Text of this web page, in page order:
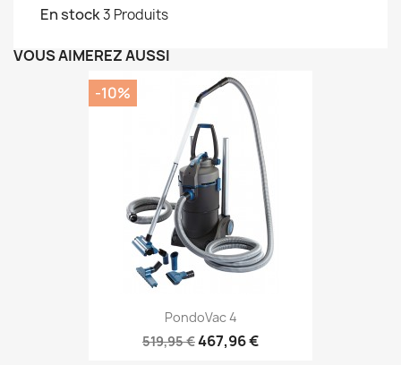
En stock3 Produits
VOUS AIMEREZ AUSSI
PondoVac 4
519,95 €467,96 €
-10%